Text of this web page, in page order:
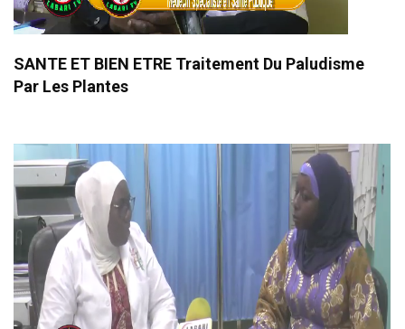
SANTE ET BIEN ETRE Traitement Du Paludisme
Par Les Plantes